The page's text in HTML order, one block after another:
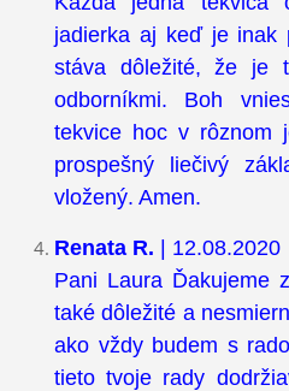
jadierka aj keď je inak
stáva dôležité, že je
odborníkmi. Boh
tekvice hoc v rôznom
prospešný liečivý
vložený. Amen.
Renata R. | 12.08.2020
Pani Laura Ďakujeme
také dôležité a
ako vždy budem s
tieto tvoje rady